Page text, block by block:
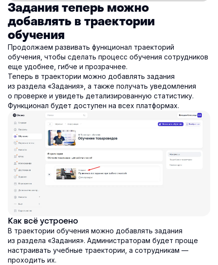
Задания теперь можно
добавлять в траектории
обучения
Продолжаем развивать функционал траекторий
обучения, чтобы сделать процесс обучения сотрудников
еще удобнее, гибче и прозрачнее.
Теперь в траектории можно добавлять задания
из раздела «Задания», а также получать уведомления
о проверке и увидеть детализированную статистику.
Функционал будет доступен на всех платформах.
Как всё устроено
В траектории обучения можно добавлять задания
из раздела «Задания». Администраторам будет проще
настраивать учебные траектории, а сотрудникам —
проходить их.